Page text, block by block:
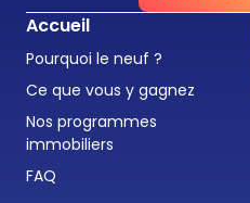
Accueil
Pourquoi le neuf ?
Ce que vous y gagnez
Nos programmes
immobiliers
FAQ